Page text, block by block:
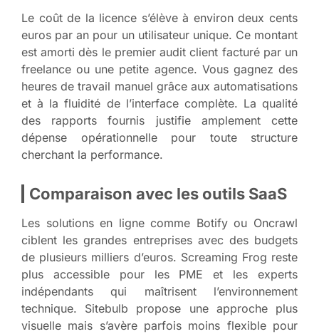
Le coût de la licence s’élève à environ deux cents
euros par an pour un utilisateur unique. Ce montant
est amorti dès le premier audit client facturé par un
freelance ou une petite agence. Vous gagnez des
heures de travail manuel grâce aux automatisations
et à la fluidité de l’interface complète. La qualité
des rapports fournis justifie amplement cette
dépense opérationnelle pour toute structure
cherchant la performance.
Comparaison avec les outils SaaS
Les solutions en ligne comme Botify ou Oncrawl
ciblent les grandes entreprises avec des budgets
de plusieurs milliers d’euros. Screaming Frog reste
plus accessible pour les PME et les experts
indépendants qui maîtrisent l’environnement
technique. Sitebulb propose une approche plus
visuelle mais s’avère parfois moins flexible pour